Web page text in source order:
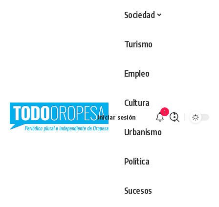
Sociedad
Turismo
Empleo
Cultura
Urbanismo
Política
Sucesos
Iniciar sesión
1